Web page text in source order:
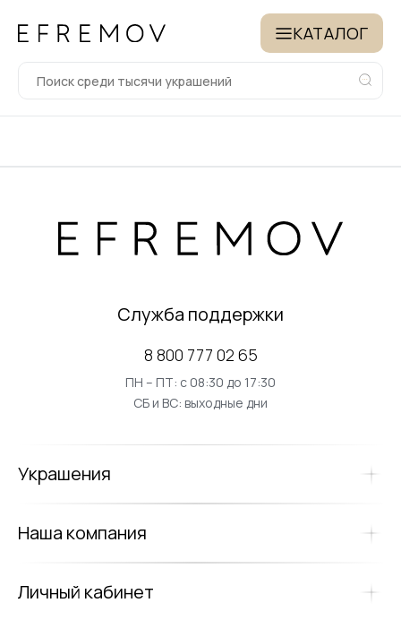
КАТАЛОГ
Служба поддержки
8 800 777 02 65
ПН – ПТ: с 08:30 до 17:30
СБ и ВС: выходные дни
Украшения
Наша компания
Личный кабинет